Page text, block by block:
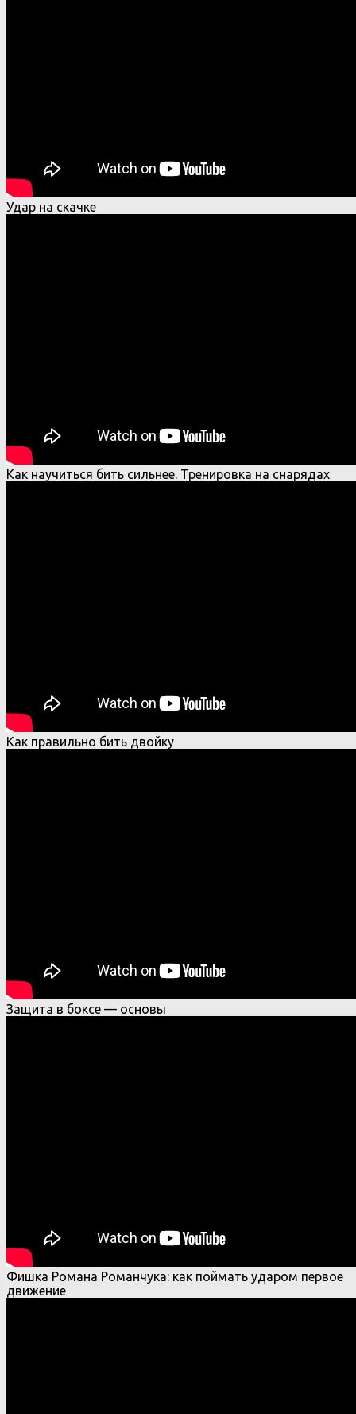
Удар на скачке
Как научиться бить сильнее. Тренировка на снарядах
Как правильно бить двойку
Защита в боксе — основы
Фишка Романа Романчука: как поймать ударом первое
движение